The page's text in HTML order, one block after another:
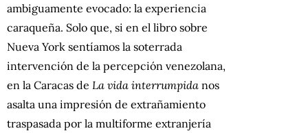
ambiguamente evocado: la experiencia
caraqueña. Solo que, si en el libro sobre
Nueva York sentíamos la soterrada
intervención de la percepción venezolana,
en la Caracas de La vida interrumpida nos
asalta una impresión de extrañamiento
traspasada por la multiforme extranjería